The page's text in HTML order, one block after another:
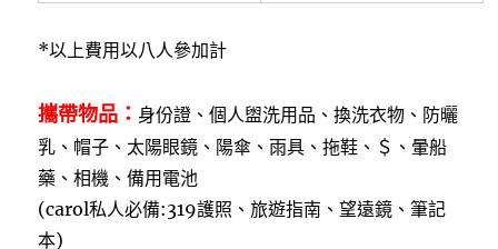
*以上費用以八人參加計
攜帶物品： 身份證、個人盥洗用品、換洗衣物、防曬
乳、帽子、太陽眼鏡、陽傘、雨具、拖鞋、＄、暈船
藥、相機、備用電池
(carol私人必備:319護照、旅遊指南、望遠鏡、筆記
本)